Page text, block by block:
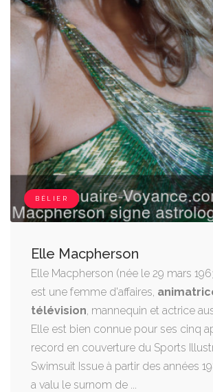
BÉLIER
Elle Macpherson
Elle Macpherson (née le 29 mars
est une femme d'affaires,
télévision , mannequin et actrice
Elle est bien connue pour ses cinq
record en couverture du Sports
Swimsuit Issue à partir des années
a valu le surnom de ...